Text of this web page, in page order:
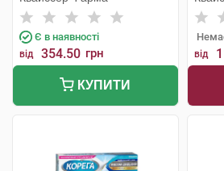
Є в наявності
від 354.50 грн
КУПИТИ
від